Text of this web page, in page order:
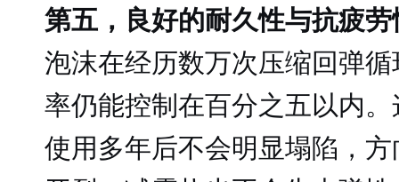
第五，良好的耐久性与抗疲
泡沫在经历数万次压缩回弹
率仍能控制在百分之五以内
使用多年后不会明显塌陷，